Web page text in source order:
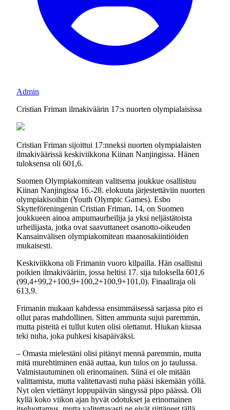
Admin
Cristian Friman ilmakiväärin 17:s nuorten olympialaisissa
Cristian Friman sijoittui 17:nneksi nuorten olympialaisten
ilmakiväärissä keskiviikkona Kiinan Nanjingissa. Hänen
tuloksensa oli 601,6.
Suomen Olympiakomitean valitsema joukkue osallistuu
Kiinan Nanjingissa 16.-28. elokuuta järjestettäviin nuorten
olympiakisoihin (Youth Olympic Games). Esbo
Skytteföreningenin Cristian Friman, 14, on Suomen
joukkueen ainoa ampumaurheilija ja yksi neljästätoista
urheilijasta, jotka ovat saavuttaneet osanotto-oikeuden
Kansainvälisen olympiakomitean maanosakiintiöiden
mukaisesti.
Keskiviikkona oli Frimanin vuoro kilpailla. Hän osallistui
poikien ilmakivääriin, jossa heltisi 17. sija tuloksella 601,6
(99,4+99,2+100,9+100,2+100,9+101,0). Finaaliraja oli
613,9.
Frimanin mukaan kahdessa ensimmäisessä sarjassa pito ei
ollut paras mahdollinen. Sitten ammunta sujui paremmin,
mutta pisteitä ei tullut kuten olisi olettanut. Hiukan kiusaa
teki nuha, joka puhkesi kisapäiväksi.
– Omasta mielestäni olisi pitänyt mennä paremmin, mutta
mitä murehtiminen enää auttaa, kun tulos on jo taulussa.
Valmistautuminen oli erinomainen. Siinä ei ole mitään
valittamista, mutta valitettavasti nuha pääsi iskemään yöllä.
Nyt olen viettänyt loppupäivän sängyssä pipo päässä. Oli
kyllä koko viikon ajan hyvät odotukset ja erinomainen